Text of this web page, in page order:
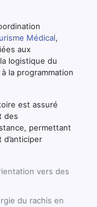
Médical,
aux
logistique du
la programmation
est assuré
des
permettant
vers des
du rachis en